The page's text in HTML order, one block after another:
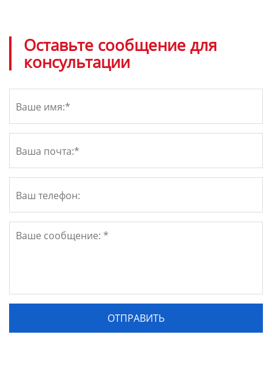
Оставьте сообщение для
консультации